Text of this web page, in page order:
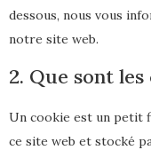
dessous, nous vous
notre site web.
2. Que sont les
Un cookie est un petit
ce site web et stocké